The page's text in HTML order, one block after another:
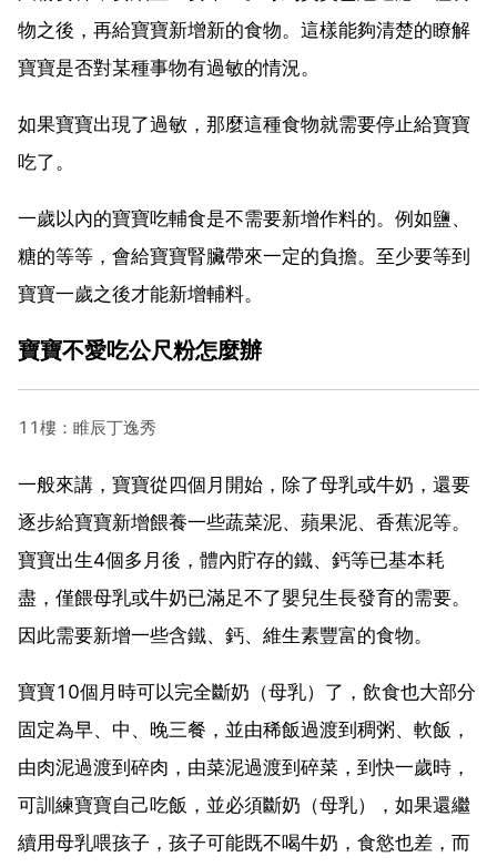
物之後，再給寶寶新增新的食物。這樣能夠清楚的瞭解
寶寶是否對某種事物有過敏的情況。
如果寶寶出現了過敏，那麼這種食物就需要停止給寶寶
吃了。
一歲以內的寶寶吃輔食是不需要新增作料的。例如鹽、
糖的等等，會給寶寶腎臟帶來一定的負擔。至少要等到
寶寶一歲之後才能新增輔料。
寶寶不愛吃公尺粉怎麼辦
11樓：睢辰丁逸秀
一般來講，寶寶從四個月開始，除了母乳或牛奶，還要
逐步給寶寶新增餵養一些蔬菜泥、蘋果泥、香蕉泥等。
寶寶出生4個多月後，體內貯存的鐵、鈣等已基本耗
盡，僅餵母乳或牛奶已滿足不了嬰兒生長發育的需要。
因此需要新增一些含鐵、鈣、維生素豐富的食物。
寶寶10個月時可以完全斷奶（母乳）了，飲食也大部分
固定為早、中、晚三餐，並由稀飯過渡到稠粥、軟飯，
由肉泥過渡到碎肉，由菜泥過渡到碎菜，到快一歲時，
可訓練寶寶自己吃飯，並必須斷奶（母乳），如果還繼
續用母乳喂孩子，孩子可能既不喝牛奶，食慾也差，而